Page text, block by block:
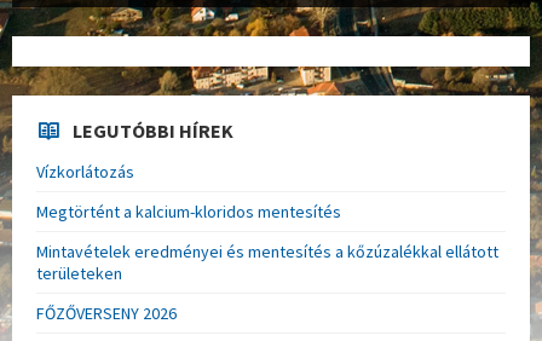
LEGUTÓBBI HÍREK
Vízkorlátozás
Megtörtént a kalcium-kloridos mentesítés
Mintavételek eredményei és mentesítés a kőzúzalékkal ellátott
területeken
FŐZŐVERSENY 2026